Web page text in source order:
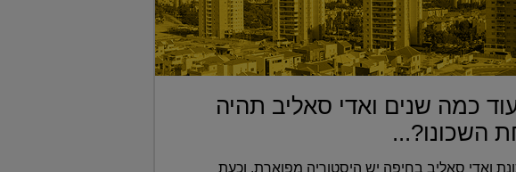
כמה שנים ואדי סאליב תהיה
השכונו?...
ואדי סאליב בחיפה יש היסטוריה מפוארת, וכעת